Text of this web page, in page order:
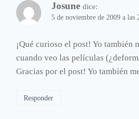
Josune dice:
5 de noviembre de 2009 a las
¡Qué curioso el post! Yo también
cuando veo las películas
Gracias por el post! Yo también
Responder